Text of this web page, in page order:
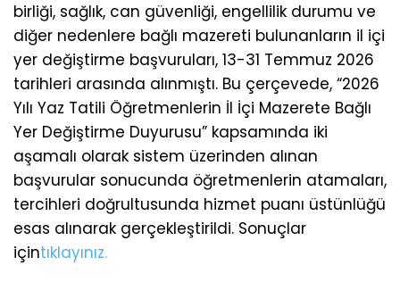
birliği, sağlık, can güvenliği, engellilik durumu ve
diğer nedenlere bağlı mazereti bulunanların il içi
yer değiştirme başvuruları, 13-31 Temmuz 2026
tarihleri arasında alınmıştı. Bu çerçevede, “2026
Yılı Yaz Tatili Öğretmenlerin İl İçi Mazerete Bağlı
Yer Değiştirme Duyurusu” kapsamında iki
aşamalı olarak sistem üzerinden alınan
başvurular sonucunda öğretmenlerin atamaları,
tercihleri doğrultusunda hizmet puanı üstünlüğü
esas alınarak gerçekleştirildi. Sonuçlar
içintıklayınız.